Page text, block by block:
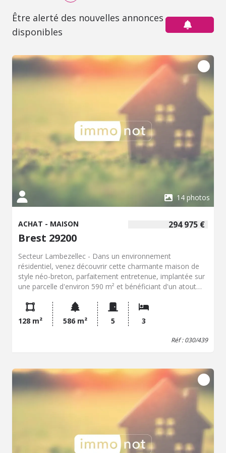
Être alerté des nouvelles annonces
disponibles
14 photos
294 975 €
ACHAT - MAISON
Brest 29200
Secteur Lambezellec - Dans un environnement
résidentiel, venez découvrir cette charmante maison de
style néo-breton, parfaitement entretenue, implantée sur
une parcelle d'environ 590 m² et bénéficiant d'un atout
séduits par ses volumes généreux et sa luminosité. La
pièce de vie, baignée de lumière grâce à sa triple
exposition, offre un accès direct à la terrasse et au jardin,
créant un espace de vie particulièrement agréable au
m², idéale pour le rangement, une buanderie ou un
espace cellier. Le rez-de-chaussée propose également
une chambre de plus de 12 m², une salle de bains ainsi
que des WC indépendants, permettant une véritable vie
de plain-pied. À l'étage, vous découvrirez deux
confortables chambres, un bureau pouvant convenir au
télétravail ou à une chambre d'appoint, ainsi que des WC
indépendants. L'un des véritables points forts de cette
propriété réside dans son sous-sol complet de plus de 70
128 m² 586 m² 5 3
Réf : 030/439